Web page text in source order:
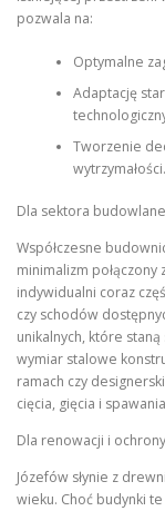
pozwala na:
Optymalne
Adaptację
Tworzenie
wytrzymałości.
Dla sektora
Współczesne
minimalizm
indywidualni coraz
czy schodów
unikalnych, które
wymiar stalowe
ramach czy
cięcia, gięcia i
Dla renowacji i
Józefów słynie z
wieku. Choć budynki